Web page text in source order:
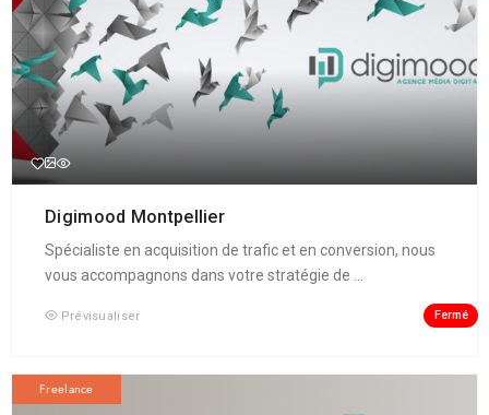
Digimood Montpellier
Spécialiste en acquisition de trafic et en conversion, nous
vous accompagnons dans votre stratégie de ...
Prévisualiser Fermé
Freelance